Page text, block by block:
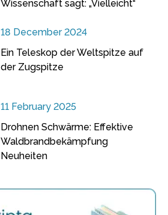
Wissenschaft sagt: „Vielleicht“
18 December 2024
Ein Teleskop der Weltspitze auf
der Zugspitze
11 February 2025
Drohnen Schwärme: Effektive
Waldbrandbekämpfung
Neuheiten